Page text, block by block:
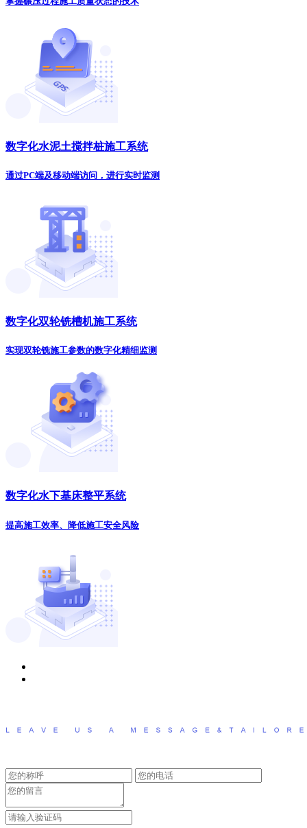
数字化水泥土搅拌桩施工系统
通过PC端及移动端访问，进行实时监测
数字化双轮铣槽机施工系统
实现双轮铣施工参数的数字化精细监测
数字化水下基床整平系统
提高施工效率、降低施工安全风险